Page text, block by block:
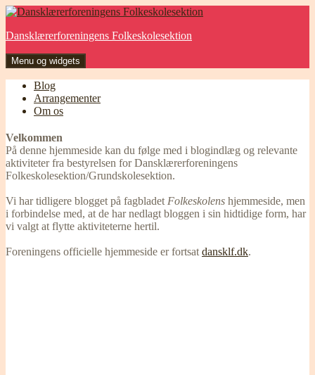
Hop
indhold
Dansklærerforeningens Folkeskolesektion
Menu og widgets
Blog
Arrangementer
Om os
Velkommen
På denne hjemmeside kan du følge med i blogindlæg og relevante
aktiviteter fra bestyrelsen for Dansklærerforeningens
Folkeskolesektion/Grundskolesektion.
Vi har tidligere blogget på fagbladet Folkeskolens hjemmeside, men
i forbindelse med, at de har nedlagt bloggen i sin hidtidige form, har
vi valgt at flytte aktiviteterne hertil.
Foreningens officielle hjemmeside er fortsat dansklf.dk.